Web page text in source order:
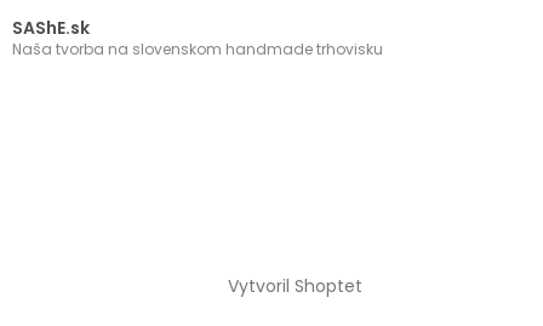
SAShE.sk
Naša tvorba na slovenskom handmade trhovisku
Vytvoril Shoptet